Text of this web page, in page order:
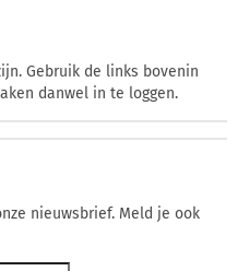
Gebruik de links bovenin
danwel in te loggen.
nieuwsbrief. Meld je ook